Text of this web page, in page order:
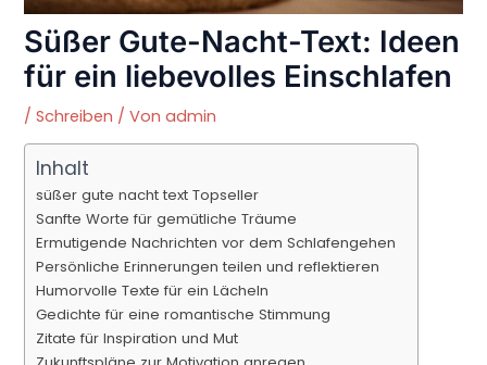
Süßer Gute-Nacht-Text: Ideen
für ein liebevolles Einschlafen
/Schreiben / Vonadmin
Inhalt
süßer gute nacht text Topseller
Sanfte Worte für gemütliche Träume
Ermutigende Nachrichten vor dem Schlafengehen
Persönliche Erinnerungen teilen und reflektieren
Humorvolle Texte für ein Lächeln
Gedichte für eine romantische Stimmung
Zitate für Inspiration und Mut